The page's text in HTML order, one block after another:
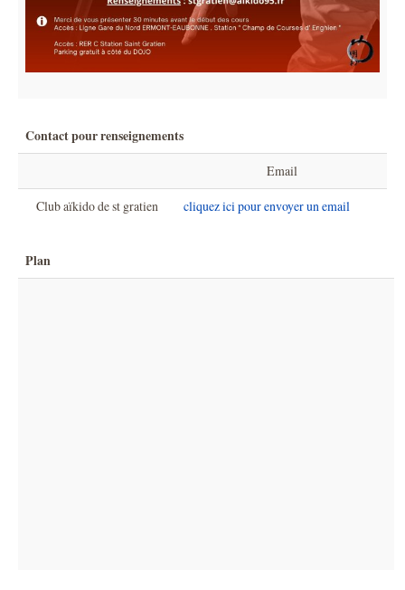
Contact pour renseignements
Email
Club aïkido de st gratien cliquez ici pour envoyer un email
Plan